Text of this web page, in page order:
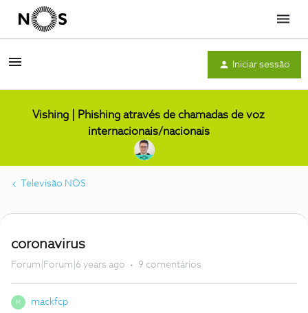
Menu
Iniciar sessão
Vishing | Phishing através de chamadas de voz
internacionais/nacionais
Televisão NOS
coronavirus
Forum|Forum|6 years ago 9 comentários
M mackfcp